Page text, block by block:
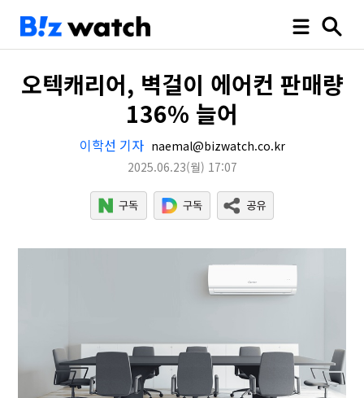
오텍캐리어, 벽걸이 에어컨 판매량
136% 늘어
이학선 기자 naemal@bizwatch.co.kr
2025.06.23(월) 17:07